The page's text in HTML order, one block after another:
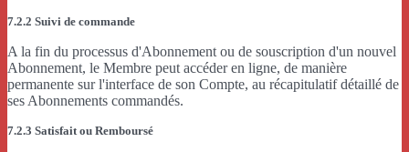
7.2.2 Suivi de commande
A la fin du processus d'Abonnement ou de souscription d'un nouvel
Abonnement, le Membre peut accéder en ligne, de manière
permanente sur l'interface de son Compte, au récapitulatif détaillé de
ses Abonnements commandés.
7.2.3 Satisfait ou Remboursé